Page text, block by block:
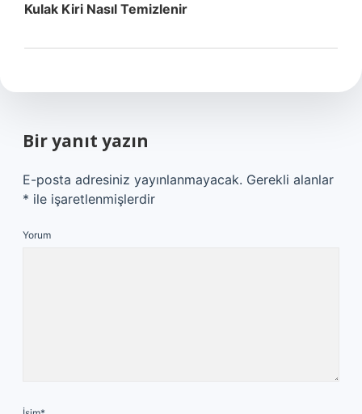
Kulak Kiri Nasıl Temizlenir
Bir yanıt yazın
E-posta adresiniz yayınlanmayacak. Gerekli alanlar
* ile işaretlenmişlerdir
Yorum